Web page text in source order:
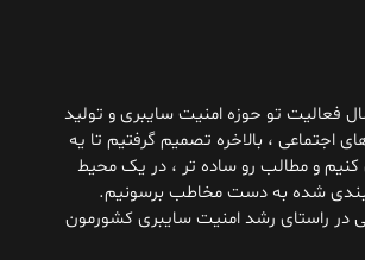
تو حوزه امنیت سایبری و تولید
، بالاخره تصمیم گرفتیم تا یه
و مطالب رو ساده تر ، در یک محیط
شده به دست مخاطب برسونیم.
راستای رشد امنیت سایبری کشورمون